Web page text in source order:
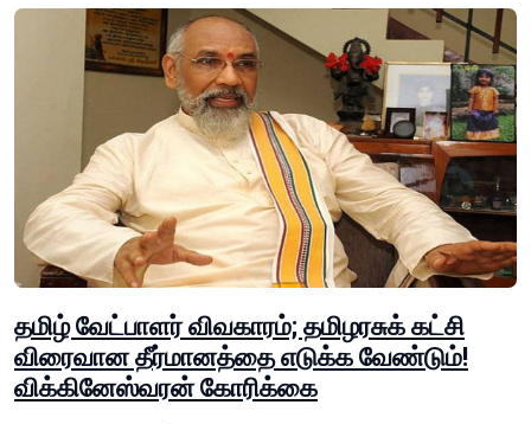
தமிழ் வேட்பாளர் விவகாரம்; தமிழரசுக் கட்சி
விரைவான தீர்மானத்தை எடுக்க வேண்டும்!
விக்கினேஸ்வரன் கோரிக்கை